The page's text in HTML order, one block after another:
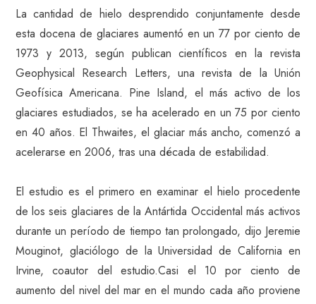
La cantidad de hielo desprendido conjuntamente desde
esta docena de glaciares aumentó en un 77 por ciento de
1973 y 2013, según publican científicos en la revista
Geophysical Research Letters, una revista de la Unión
Geofísica Americana. Pine Island, el más activo de los
glaciares estudiados, se ha acelerado en un 75 por ciento
en 40 años. El Thwaites, el glaciar más ancho, comenzó a
acelerarse en 2006, tras una década de estabilidad.
El estudio es el primero en examinar el hielo procedente
de los seis glaciares de la Antártida Occidental más activos
durante un período de tiempo tan prolongado, dijo Jeremie
Mouginot, glaciólogo de la Universidad de California en
Irvine, coautor del estudio.Casi el 10 por ciento de
aumento del nivel del mar en el mundo cada año proviene